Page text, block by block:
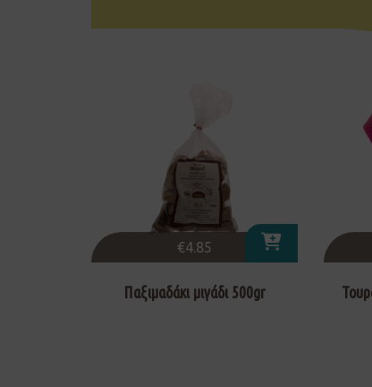
€4.85
Παξιμαδάκι μιγάδι 500gr